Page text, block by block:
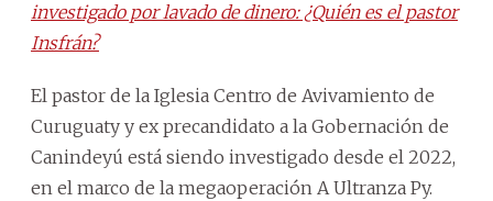
investigado por lavado de dinero: ¿Quién es el pastor
Insfrán?
El pastor de la Iglesia Centro de Avivamiento de
Curuguaty y ex precandidato a la Gobernación de
Canindeyú está siendo investigado desde el 2022,
en el marco de la megaoperación A Ultranza Py.